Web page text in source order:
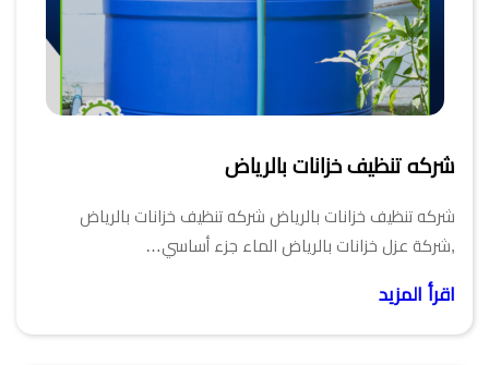
شركه تنظيف خزانات بالرياض
شركه تنظيف خزانات بالرياض شركه تنظيف خزانات بالرياض
,شركة عزل خزانات بالرياض الماء جزء أساسي…
اقرأ المزيد